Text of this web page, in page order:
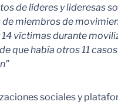
de líderes y lideresas
de miembros de
víctimas durante
que había otros 11
sociales y